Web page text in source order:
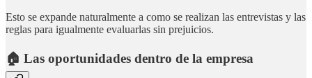
Esto se expande naturalmente a como se realizan las entrevistas y las
reglas para igualmente evaluarlas sin prejuicios.
🏠 Las oportunidades dentro de la empresa